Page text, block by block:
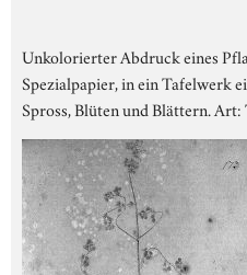
Unkolorierter Abdruck eines
Spezialpapier, in ein Tafelwerk
Spross, Blüten und Blättern.